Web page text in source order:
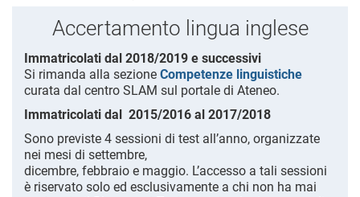
Accertamento lingua inglese
Immatricolati dal 2018/2019 e successivi
Si rimanda alla sezione Competenze linguistiche
curata dal centro SLAM sul portale di Ateneo.
Immatricolati dal 2015/2016 al 2017/2018
Sono previste 4 sessioni di test all’anno, organizzate
nei mesi di settembre,
dicembre, febbraio e maggio. L’accesso a tali sessioni
è riservato solo ed esclusivamente a chi non ha mai